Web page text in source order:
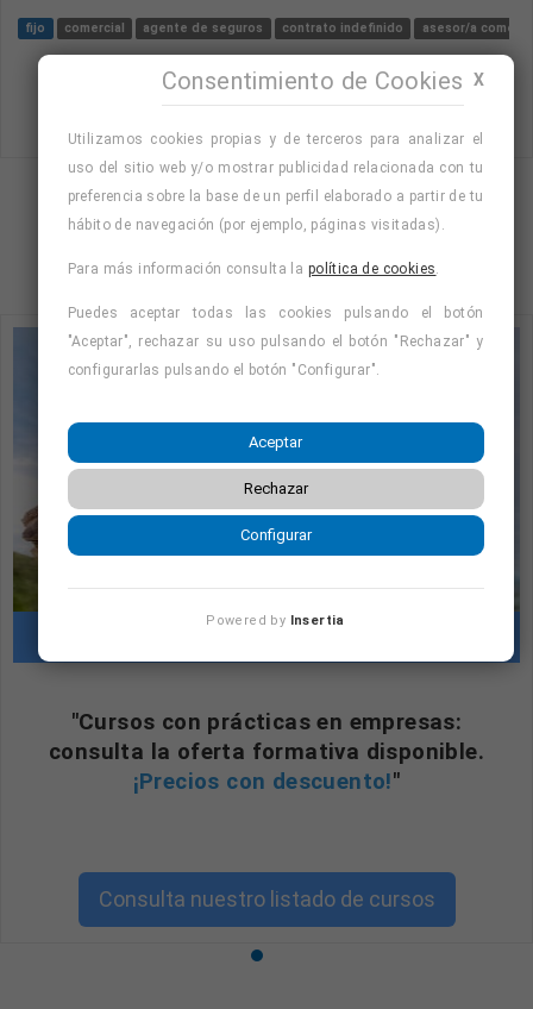
fijo comercial agente de seguros contrato indefinido asesor/a
Mostrando página 4 de 197 (Total 785)
Cursos con prácticas en empresas
"Cursos con prácticas en empresas:
consulta la oferta formativa disponible.
¡Precios con descuento!"
Consulta nuestro listado de cursos
X
Consentimiento de Cookies
Utilizamos cookies propias y de terceros para analizar el
uso del sitio web y/o mostrar publicidad relacionada con tu
preferencia sobre la base de un perfil elaborado a partir de tu
hábito de navegación (por ejemplo, páginas visitadas).
Para más información consulta la política de cookies.
Puedes aceptar todas las cookies pulsando el botón
"Aceptar", rechazar su uso pulsando el botón "Rechazar" y
configurarlas pulsando el botón "Configurar".
Aceptar
Rechazar
Configurar
Powered by Insertia